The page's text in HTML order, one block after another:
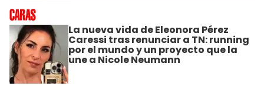
La nueva vida de Eleonora Pérez
Caressi tras renunciar a TN: running
por el mundo y un proyecto que la
une a Nicole Neumann